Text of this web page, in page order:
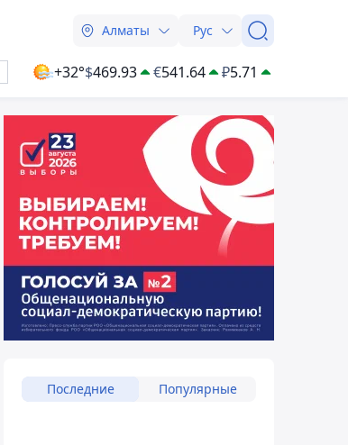
Алматы Рус
+32°$469.93 €541.64 ₽5.71
Последние Популярные